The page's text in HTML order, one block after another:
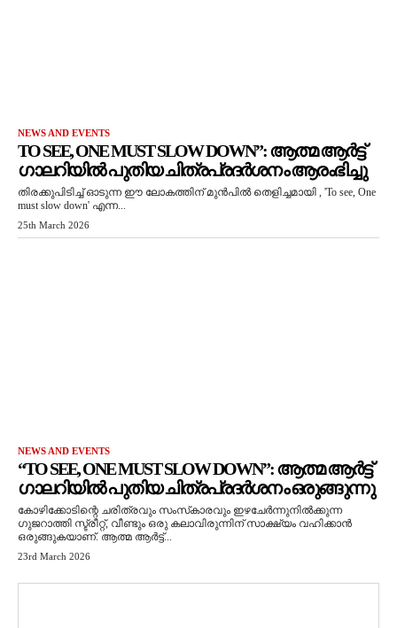
NEWS AND EVENTS
TO SEE, ONE MUST SLOW DOWN”: ആത്മ ആർട്ട്
ഗാലറിയിൽ പുതിയ ചിത്രപ്രദർശനം ആരംഭിച്ചു
തിരക്കുപിടിച്ച് ഓടുന്ന ഈ ലോകത്തിന് മുൻപിൽ തെളിച്ചമായി , 'To see, One
must slow down' എന്ന...
25th March 2026
NEWS AND EVENTS
“TO SEE, ONE MUST SLOW DOWN”: ആത്മ ആർട്ട്
ഗാലറിയിൽ പുതിയ ചിത്രപ്രദർശനം ഒരുങ്ങുന്നു
കോഴിക്കോടിന്റെ ചരിത്രവും സംസ്‌കാരവും ഇഴചേർന്നുനിൽക്കുന്ന
ഗുജറാത്തി സ്ട്രീറ്റ്, വീണ്ടും ഒരു കലാവിരുന്നിന് സാക്ഷ്യം വഹിക്കാൻ
ഒരുങ്ങുകയാണ്. ആത്മ ആർട്ട്...
23rd March 2026